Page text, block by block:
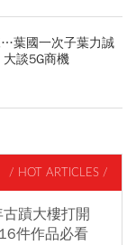
…葉國一次子葉力誠
談5G商機
/ HOT ARTICLES /
蹟大樓打開
件作品必看